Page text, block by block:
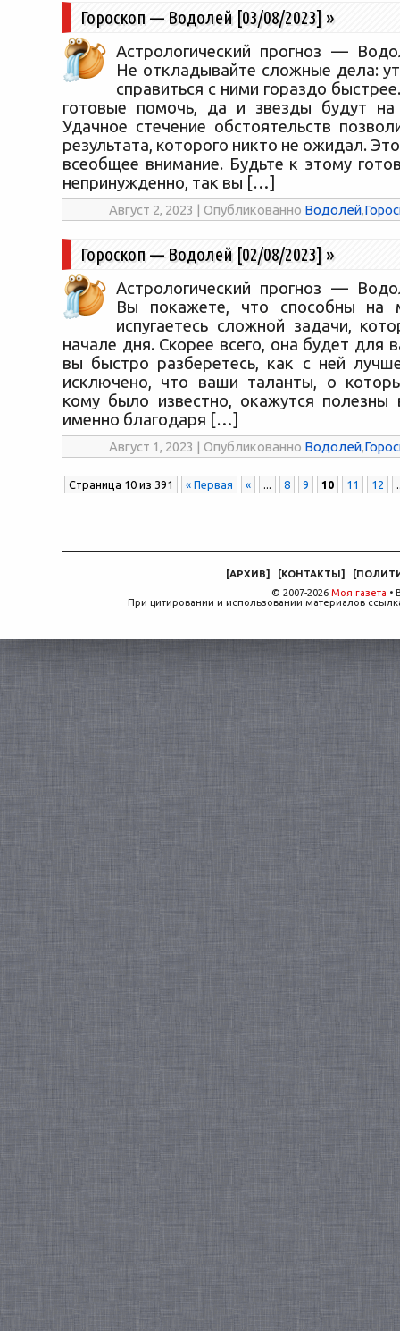
Гороскоп — Водолей [03/08/2023] »
Астрологический прогноз —
Не откладывайте сложные дела:
справиться с ними гораздо
готовые помочь, да и звезды будут
Удачное стечение обстоятельств
результата, которого никто не ожидал.
всеобщее внимание. Будьте к этому
непринужденно, так вы […]
Август 2, 2023 | Опубликованно Водолей,
Гороскоп — Водолей [02/08/2023] »
Астрологический прогноз —
Вы покажете, что способны на
испугаетесь сложной задачи,
начале дня. Скорее всего, она будет для
вы быстро разберетесь, как с ней
исключено, что ваши таланты, о
кому было известно, окажутся полезны
именно благодаря […]
Август 1, 2023 | Опубликованно Водолей,
Страница 10 из 391 « Первая « ... 8 9 10 11 12
[АРХИВ] [КОНТАКТЫ] [
© 2007-2026 Моя газета •
При цитировании и использовании материалов